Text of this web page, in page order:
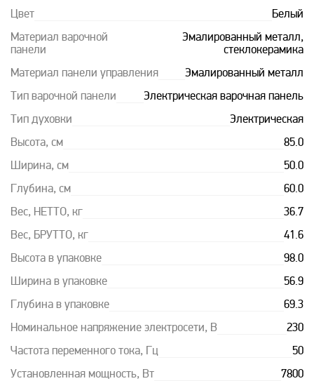
Цвет Белый
Материал варочной
панели
Эмалированный металл,
стеклокерамика
Материал панели управления Эмалированный металл
Тип варочной панели Электрическая варочная панель
Тип духовки Электрическая
Высота, см 85.0
Ширина, см 50.0
Глубина, см 60.0
Вес, НЕТТО, кг 36.7
Вес, БРУТТО, кг 41.6
Высота в упаковке 98.0
Ширина в упаковке 56.9
Глубина в упаковке 69.3
Номинальное напряжение электросети, В 230
Частота переменного тока, Гц 50
Установленная мощность, Вт 7800